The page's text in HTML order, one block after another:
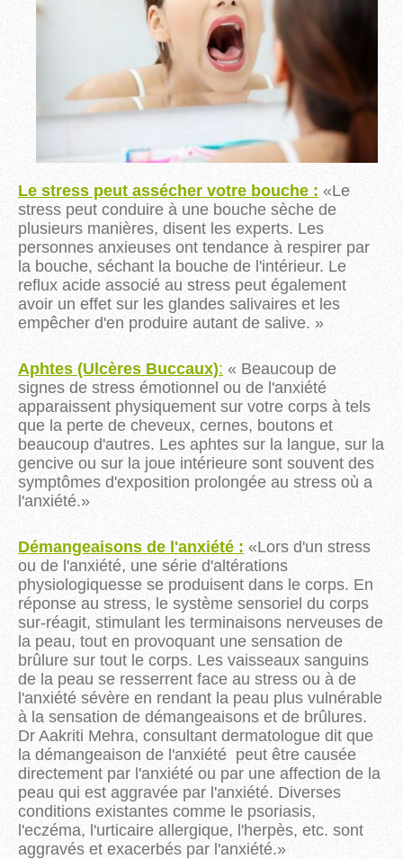
Le stress peut assécher votre bouche : «Le
stress peut conduire à une bouche sèche de
plusieurs manières, disent les experts. Les
personnes anxieuses ont tendance à respirer par
la bouche, séchant la bouche de l'intérieur. Le
reflux acide associé au stress peut également
avoir un effet sur les glandes salivaires et les
empêcher d'en produire autant de salive. »
Aphtes (Ulcères Buccaux): « Beaucoup de
signes de stress émotionnel ou de l'anxiété
apparaissent physiquement sur votre corps à tels
que la perte de cheveux, cernes, boutons et
beaucoup d'autres. Les aphtes sur la langue, sur la
gencive ou sur la joue intérieure sont souvent des
symptômes d'exposition prolongée au stress où a
l'anxiété.»
Démangeaisons de l'anxiété : «Lors d'un stress
ou de l'anxiété, une série d'altérations
physiologiquesse se produisent dans le corps. En
réponse au stress, le système sensoriel du corps
sur-réagit, stimulant les terminaisons nerveuses de
la peau, tout en provoquant une sensation de
brûlure sur tout le corps. Les vaisseaux sanguins
de la peau se resserrent face au stress ou à de
l'anxiété sévère en rendant la peau plus vulnérable
à la sensation de démangeaisons et de brûlures.
Dr Aakriti Mehra, consultant dermatologue dit que
la démangeaison de l'anxiété peut être causée
directement par l'anxiété ou par une affection de la
peau qui est aggravée par l'anxiété. Diverses
conditions existantes comme le psoriasis,
l'eczéma, l'urticaire allergique, l'herpès, etc. sont
aggravés et exacerbés par l'anxiété.»